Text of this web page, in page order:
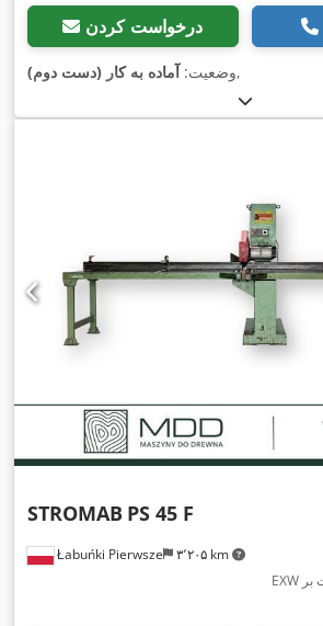
درخواست کردن
وضعیت:آماده به کار (دست دوم) ,
Łabuńki Pierwsze ۳٬۲۰۵ km
STROMAB PS 45 F
EXW قیمت ثابت به اضافه مالیات بر